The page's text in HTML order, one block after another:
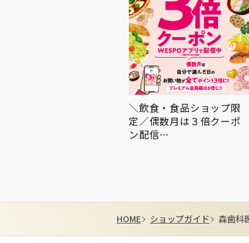
＼飲食・食品ショップ限
定／偶数月は３倍クーポ
ン配信…
HOME ショップガイド 森歯科